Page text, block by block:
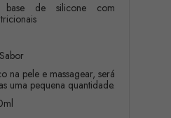
base de silicone com
na pele e massagear, será
uma pequena quantidade.